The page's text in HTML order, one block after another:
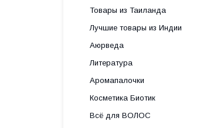
Товары из Таиланда
Лучшие товары из Индии
Аюрведа
Литература
Аромапалочки
Косметика Биотик
Всё для ВОЛОС